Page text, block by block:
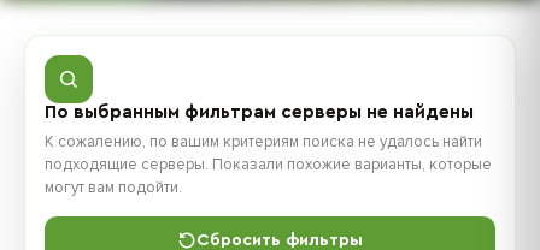
По выбранным фильтрам серверы не найдены
К сожалению, по вашим критериям поиска не удалось найти
подходящие серверы. Показали похожие варианты, которые
могут вам подойти.
Сбросить фильтры